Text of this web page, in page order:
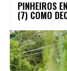
PINHEIROS
(7) COMO